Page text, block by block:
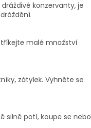
konzervanty, je
malé množství
zátylek. Vyhněte se
silně potí, koupe se nebo